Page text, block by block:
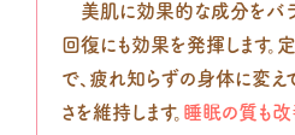
美肌に効果的な成分をバラ
回復にも効果を発揮します。
で、疲れ知らずの身体に変え
さを維持します。 睡眠の質も改